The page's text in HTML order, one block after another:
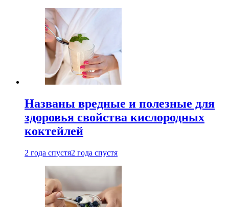
Названы вредные и полезные для
здоровья свойства кислородных
коктейлей
2 года спустя2 года спустя